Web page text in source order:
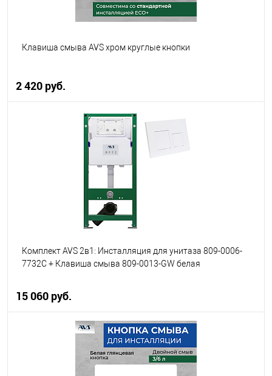
Клавиша смыва AVS хром круглые кнопки
2 420 руб.
В корзину
В наличии
Комплект AVS 2в1: Инсталляция для унитаза 809-0006-
7732C + Клавиша смыва 809-0013-GW белая
15 060 руб.
В корзину
В наличии